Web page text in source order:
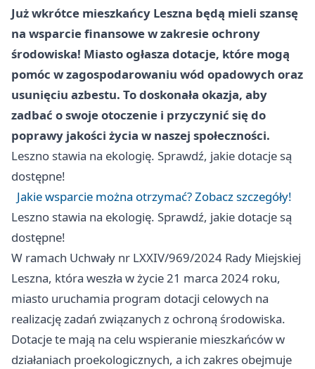
Już wkrótce mieszkańcy Leszna będą mieli szansę
na wsparcie finansowe w zakresie ochrony
środowiska! Miasto ogłasza dotacje, które mogą
pomóc w zagospodarowaniu wód opadowych oraz
usunięciu azbestu. To doskonała okazja, aby
zadbać o swoje otoczenie i przyczynić się do
poprawy jakości życia w naszej społeczności.
Leszno stawia na ekologię. Sprawdź, jakie dotacje są
dostępne!
Jakie wsparcie można otrzymać? Zobacz szczegóły!
Leszno stawia na ekologię. Sprawdź, jakie dotacje są
dostępne!
W ramach Uchwały nr LXXIV/969/2024 Rady Miejskiej
Leszna, która weszła w życie 21 marca 2024 roku,
miasto uruchamia program dotacji celowych na
realizację zadań związanych z ochroną środowiska.
Dotacje te mają na celu wspieranie mieszkańców w
działaniach proekologicznych, a ich zakres obejmuje